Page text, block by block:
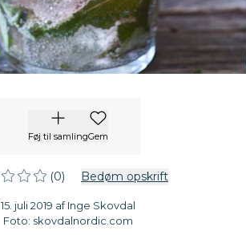
Føj til samlingGem
(0) Bedøm opskrift
15. juli 2019 af Inge Skovdal
Foto: skovdalnordic.com